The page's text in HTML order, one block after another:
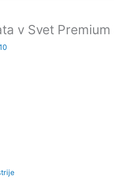
v Svet Premium